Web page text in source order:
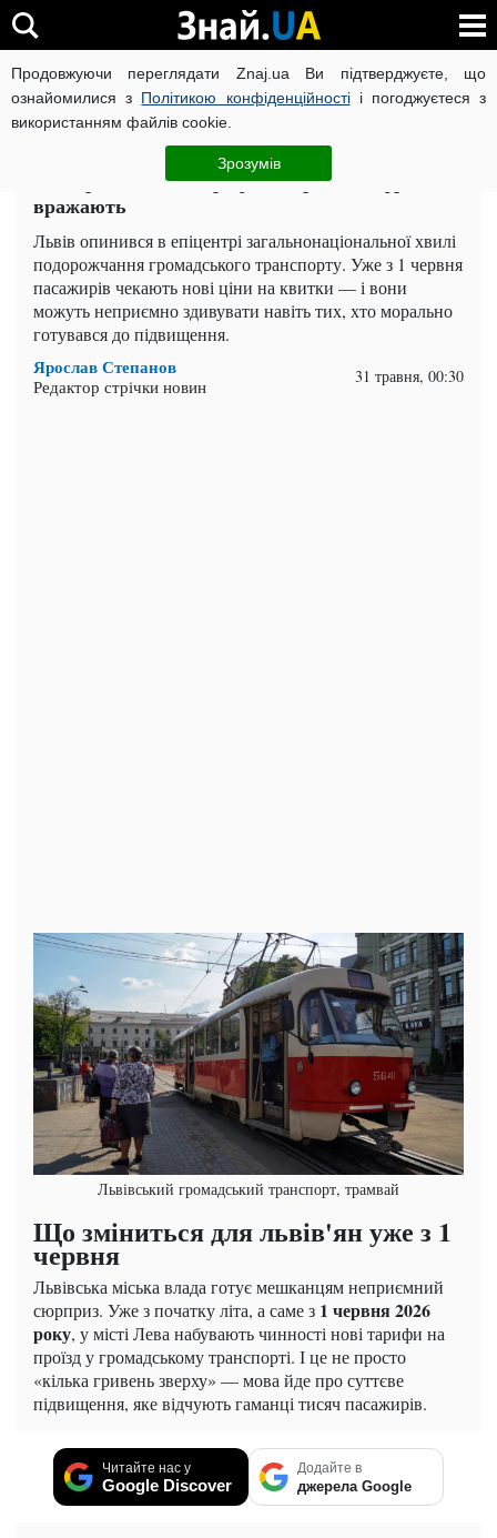
Продовжуючи переглядати Znaj.ua Ви підтверджуєте, що
ознайомилися з Політикою конфіденційностіі погоджуєтеся з
використанням файлів cookie.
Зрозумів
ВІЙНА РОСІЇ ПРОТИ УКРАЇНИ КОРОНАВІРУС В УКРАЇНІ
ЧИТАТЬ НА РУССКОМ
З 1 червня r нові тарифи на проїзд, цифри
вражають
Львів опинився в епіцентрі загальнонаціональної хвилі
подорожчання громадського транспорту. Уже з 1 червня
пасажирів чекають нові ціни на квитки — і вони
можуть неприємно здивувати навіть тих, хто морально
готувався до підвищення.
Ярослав Степанов
Редактор стрічки новин 31 травня, 00:30
Львівський громадський транспорт, трамвай
Що зміниться для львів'ян уже з 1
червня
Львівська міська влада готує мешканцям неприємний
сюрприз. Уже з початку літа, а саме з 1 червня 2026
року, у місті Лева набувають чинності нові тарифи на
проїзд у громадському транспорті. І це не просто
«кілька гривень зверху» — мова йде про суттєве
підвищення, яке відчують гаманці тисяч пасажирів.
Читайте нас у
Google Discover
Додайте в
джерела Google